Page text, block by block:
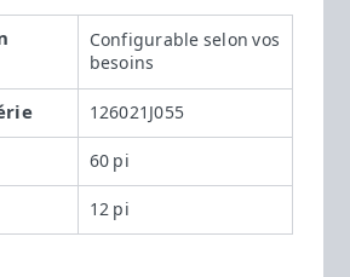
Configurable selon vos
besoins
126021J055
60 pi
12 pi